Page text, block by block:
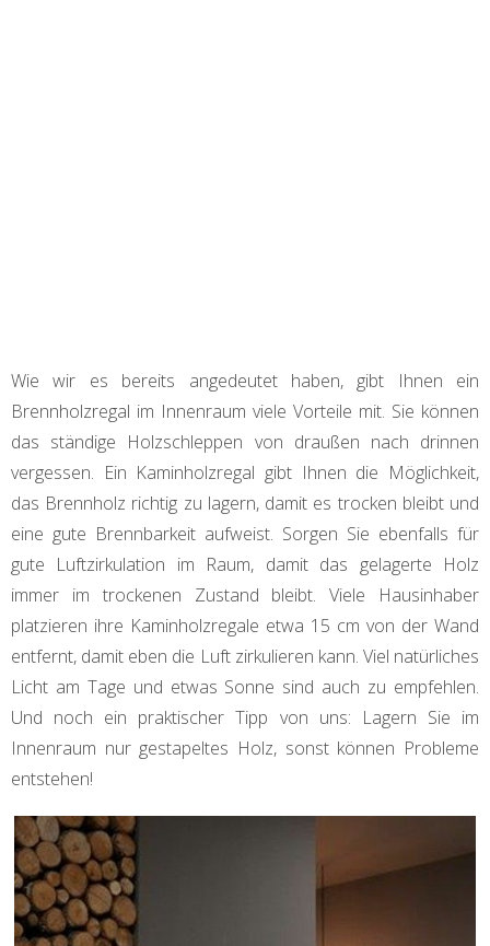
Wie wir es bereits angedeutet haben, gibt Ihnen ein
Brennholzregal im Innenraum viele Vorteile mit. Sie können
das ständige Holzschleppen von draußen nach drinnen
vergessen. Ein Kaminholzregal gibt Ihnen die Möglichkeit,
das Brennholz richtig zu lagern, damit es trocken bleibt und
eine gute Brennbarkeit aufweist. Sorgen Sie ebenfalls für
gute Luftzirkulation im Raum, damit das gelagerte Holz
immer im trockenen Zustand bleibt. Viele Hausinhaber
platzieren ihre Kaminholzregale etwa 15 cm von der Wand
entfernt, damit eben die Luft zirkulieren kann. Viel natürliches
Licht am Tage und etwas Sonne sind auch zu empfehlen.
Und noch ein praktischer Tipp von uns: Lagern Sie im
Innenraum nur gestapeltes Holz, sonst können Probleme
entstehen!